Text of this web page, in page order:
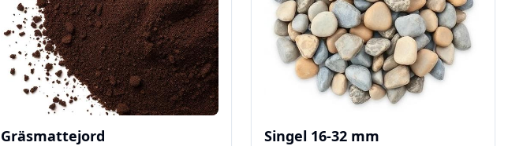
Gräsmattejord Singel 16-32 mm